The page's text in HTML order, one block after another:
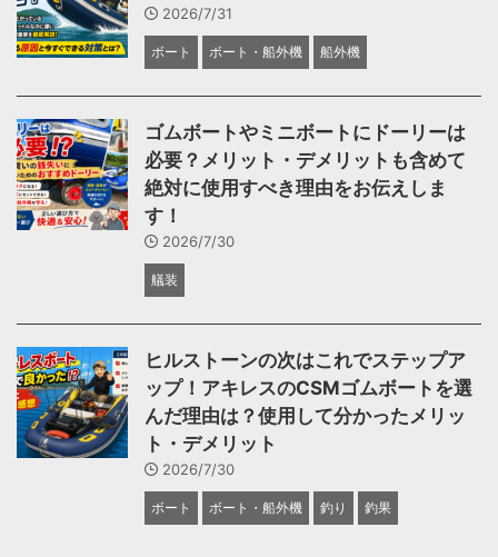
2026/7/31
ボート ボート・船外機 船外機
ゴムボートやミニボートにドーリーは
必要？メリット・デメリットも含めて
絶対に使用すべき理由をお伝えしま
す！
2026/7/30
艤装
ヒルストーンの次はこれでステップア
ップ！アキレスのCSMゴムボートを選
んだ理由は？使用して分かったメリッ
ト・デメリット
2026/7/30
ボート ボート・船外機 釣り 釣果